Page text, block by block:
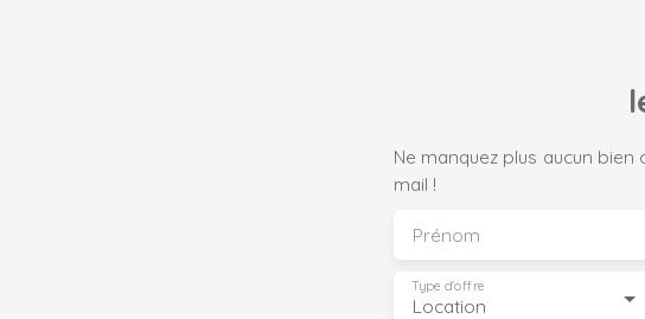
Ne manquez plus aucun
mail !
Prénom
Location
Type d'offre